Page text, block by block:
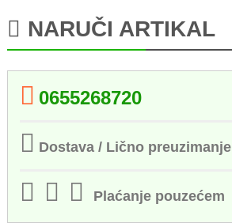
NARUČI ARTIKAL
0655268720
Dostava / Lično preuzimanje
Plaćanje pouzećem